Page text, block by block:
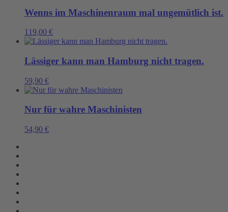
Wenns im Maschinenraum mal ungemütlich ist.
119,00 €
Lässiger kann man Hamburg nicht tragen.
59,90 €
Nur für wahre Maschinisten
54,90 €